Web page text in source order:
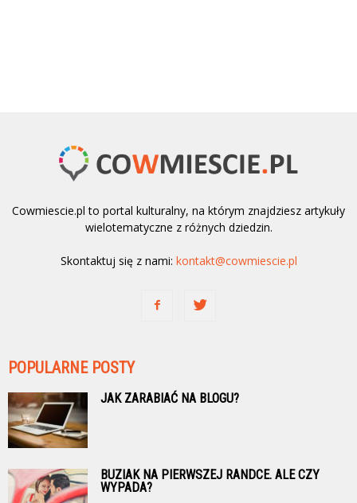
Cowmiescie.pl to portal kulturalny, na którym znajdziesz artykuły
wielotematyczne z różnych dziedzin.
Skontaktuj się z nami: kontakt@cowmiescie.pl
POPULARNE POSTY
JAK ZARABIAĆ NA BLOGU?
BUZIAK NA PIERWSZEJ RANDCE. ALE CZY
WYPADA?